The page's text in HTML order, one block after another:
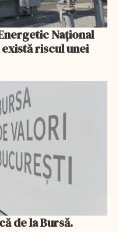
Național
riscul unei
de la Bursă.